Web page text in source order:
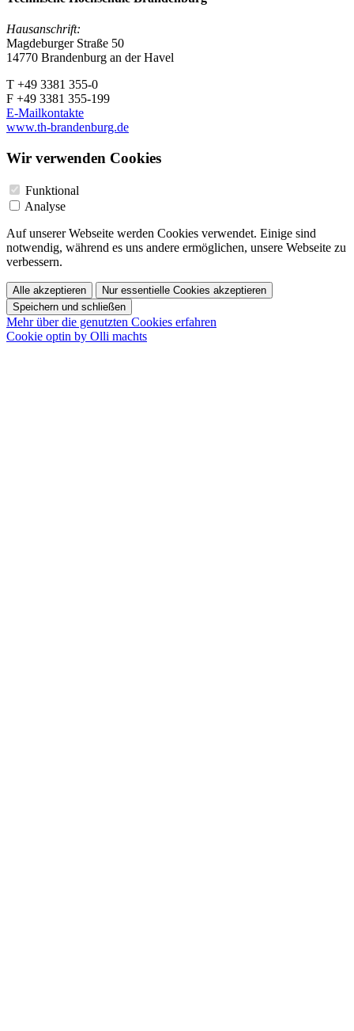
Hausanschrift:
Magdeburger Straße 50
14770 Brandenburg an der Havel
T +49 3381 355-0
F +49 3381 355-199
E-Mailkontakte
www.th-brandenburg.de
Wir verwenden Cookies
Funktional
Analyse
Auf unserer Webseite werden Cookies verwendet. Einige sind
notwendig, während es uns andere ermöglichen, unsere Webseite zu
verbessern.
Alle akzeptieren
Nur essentielle Cookies akzeptieren
Speichern und schließen
Mehr über die genutzten Cookies erfahren
Cookie optin by Olli machts